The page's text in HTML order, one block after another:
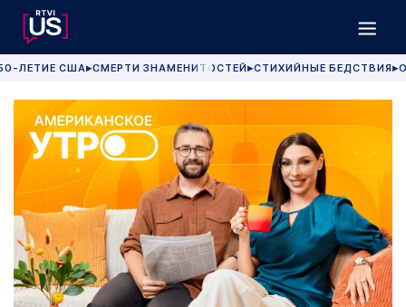
ЛЕТИЕ США▶СМЕРТИ ЗНАМЕНИТОСТЕЙ▶СТИХИЙНЫЕ БЕДСТВИЯ▶